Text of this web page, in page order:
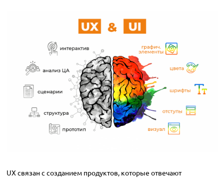
UX связан с созданием продуктов, которые отвечают